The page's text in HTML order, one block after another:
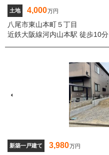
土地 4,000万円
八尾市東山本町５丁目
近鉄大阪線河内山本駅 徒歩10分
新築一戸建て 3,980万円